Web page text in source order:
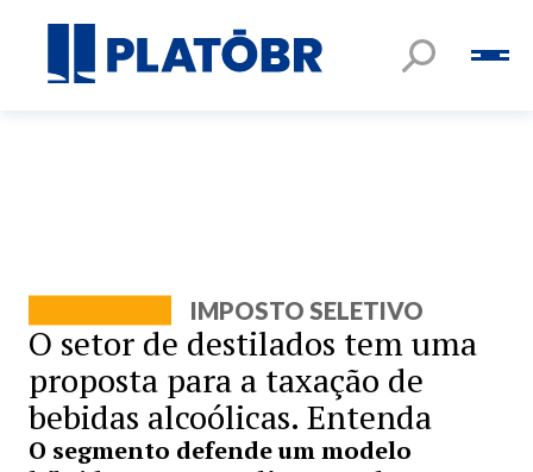
IMPOSTO SELETIVO
O setor de destilados tem uma
proposta para a taxação de
bebidas alcoólicas. Entenda
O segmento defende um modelo